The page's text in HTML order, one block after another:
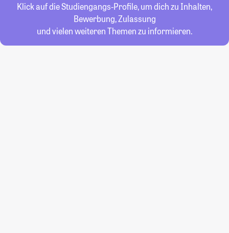
Klick auf die Studiengangs-Profile, um dich zu Inhalten,
Bewerbung, Zulassung
und vielen weiteren Themen zu informieren.